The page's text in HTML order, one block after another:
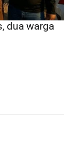
dua warga